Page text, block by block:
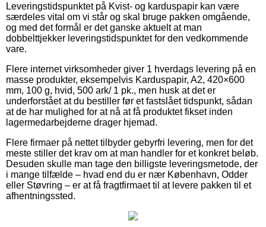
Leveringstidspunktet på Kvist- og karduspapir kan være
særdeles vital om vi står og skal bruge pakken omgående,
og med det formål er det ganske aktuelt at man
dobbelttjekker leveringstidspunktet for den vedkommende
vare.
Flere internet virksomheder giver 1 hverdags levering på en
masse produkter, eksempelvis Karduspapir, A2, 420×600
mm, 100 g, hvid, 500 ark/ 1 pk., men husk at det er
underforstået at du bestiller før et fastslået tidspunkt, sådan
at de har mulighed for at nå at få produktet fikset inden
lagermedarbejderne drager hjemad.
Flere firmaer på nettet tilbyder gebyrfri levering, men for det
meste stiller det krav om at man handler for et konkret beløb.
Desuden skulle man tage den billigste leveringsmetode, der
i mange tilfælde – hvad end du er nær København, Odder
eller Støvring – er at få fragtfirmaet til at levere pakken til et
afhentningssted.